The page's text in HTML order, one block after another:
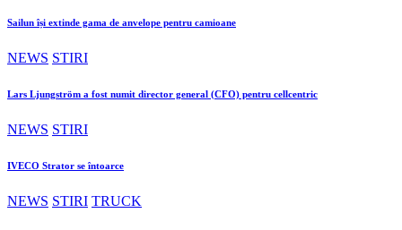
Sailun își extinde gama de anvelope pentru camioane
NEWS STIRI
Lars Ljungström a fost numit director general (CFO) pentru cellcentric
NEWS STIRI
IVECO Strator se întoarce
NEWS STIRI TRUCK